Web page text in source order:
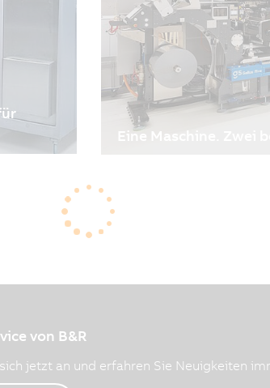
Eine Maschine. Zwei
kürzere Lieferzeiten und
Mittelpunkt von
Anlagenverfügbarkeit
von B&R
jetzt an und erfahren Sie Neuigkeiten